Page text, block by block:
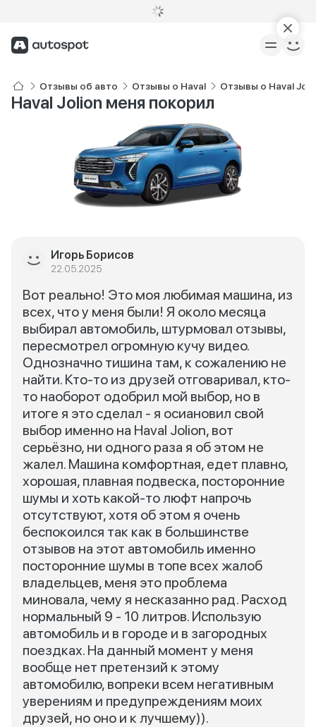
Отзывы об авто Отзывы о Haval Отзывы о Haval
Haval Jolion меня покорил
Игорь Борисов
22.05.2025
Вот реально! Это моя любимая машина, из
всех, что у меня были! Я около месяца
выбирал автомобиль, штурмовал отзывы,
пересмотрел огромную кучу видео.
Однозначно тишина там, к сожалению не
найти. Кто-то из друзей отговаривал, кто-
то наоборот одобрил мой выбор, но в
итоге я это сделал - я осиановил свой
выбор именно на Haval Jolion, вот
серьёзно, ни одного раза я об этом не
жалел. Машина комфортная, едет плавно,
хорошая, плавная подвеска, посторонние
шумы и хоть какой-то люфт напрочь
отсутствуют, хотя об этом я очень
беспокоился так как в большинстве
отзывов на этот автомобиль именно
посторонние шумы в топе всех жалоб
владельцев, меня это проблема
миновала, чему я несказанно рад. Расход
нормальный 9 - 10 литров. Использую
автомобиль и в городе и в загородных
поездках. На данный момент у меня
вообще нет претензий к этому
автомобилю, вопреки всем негативным
уверениям и предупреждениям моих
друзей, но оно и к лучшему)).